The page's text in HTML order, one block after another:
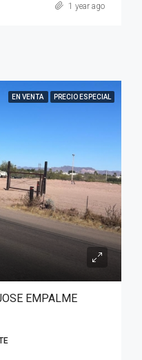
1 year ago
EN VENTA PRECIO ESPECIAL
EMPALME